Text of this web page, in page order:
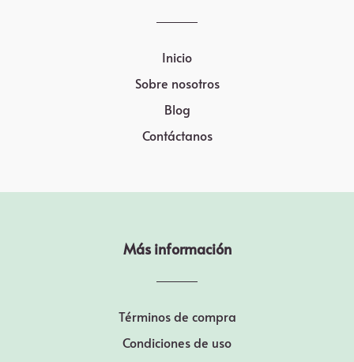
Inicio
Sobre nosotros
Blog
Contáctanos
Más información
Términos de compra
Condiciones de uso